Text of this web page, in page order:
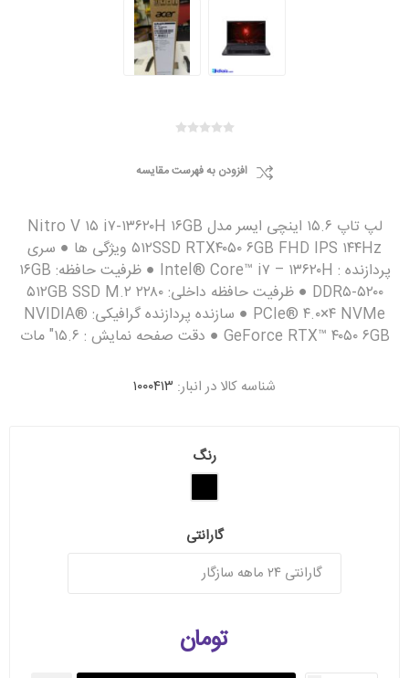
افزودن به فهرست مقایسه
لپ تاپ ۱۵.۶ اینچی ایسر مدل Nitro V ۱۵ i۷-۱۳۶۲۰H ۱۶GB
۵۱۲SSD RTX۴۰۵۰ ۶GB FHD IPS ۱۴۴Hz ویژگی ها ● سری
پردازنده : Intel® Core™ i۷ – ۱۳۶۲۰H ● ظرفیت حافظه: ۱۶GB
DDR۵-۵۲۰۰ ● ظرفیت حافظه داخلی: ۵۱۲GB SSD M.۲ ۲۲۸۰
PCIe® ۴.۰×۴ NVMe ● سازنده پردازنده گرافیکی: NVIDIA®
GeForce RTX™ ۴۰۵۰ ۶GB ● دقت صفحه نمایش : ۱۵.۶" مات
شناسه کالا در انبار: ۱۰۰۰۴۱۳
رنگ
گارانتی
تومان